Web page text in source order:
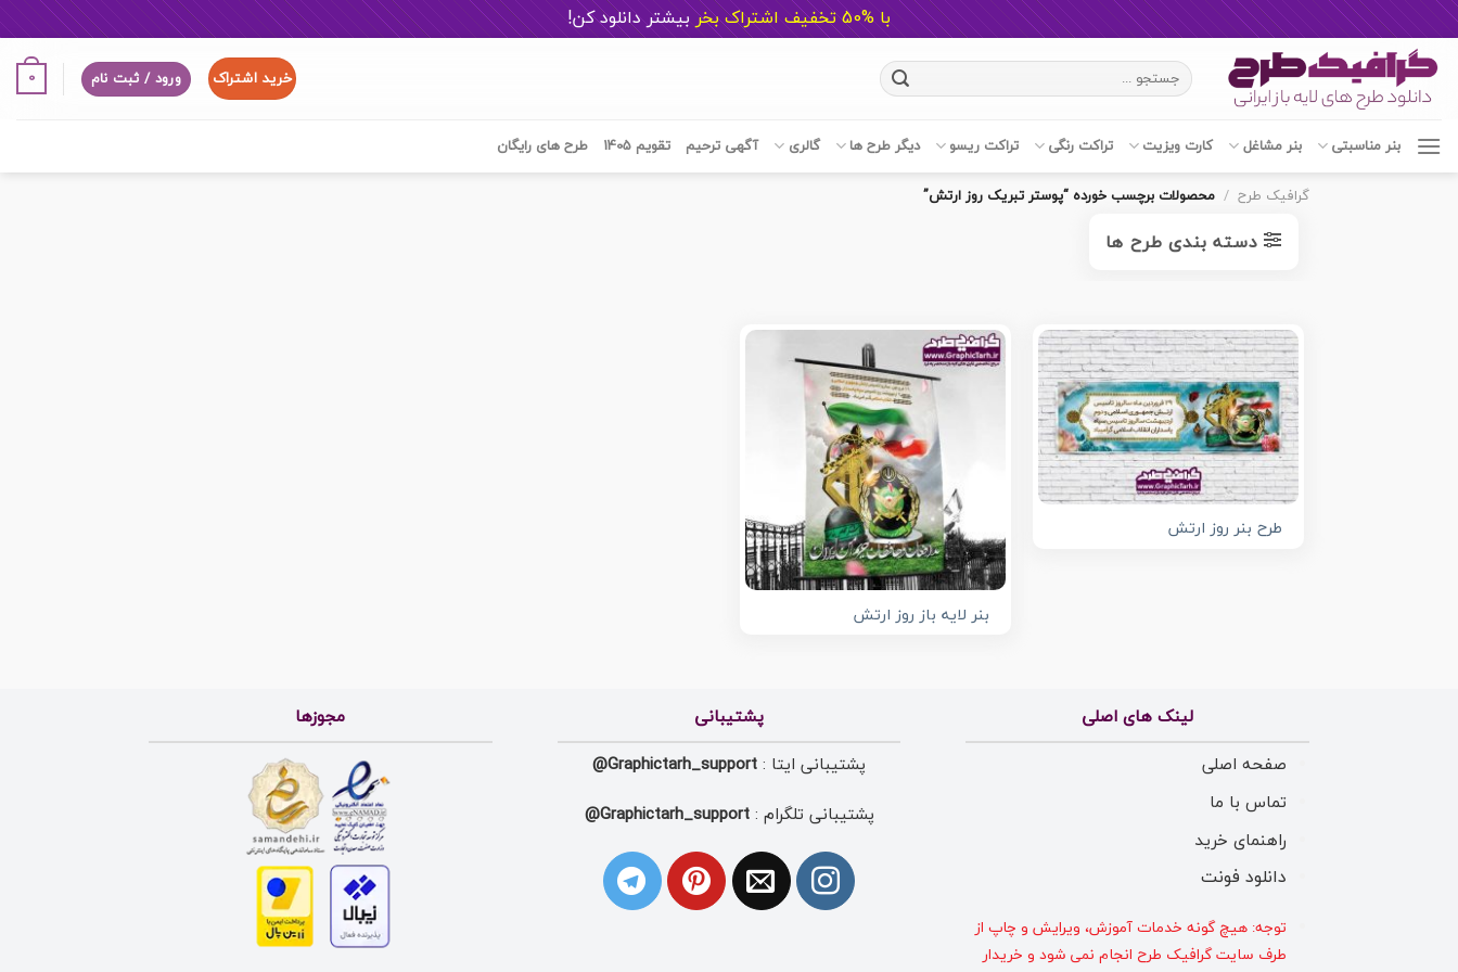
با %50 تخفیف اشتراک بخر بیشتر دانلود کن!
content
جستجو
برای:
خرید اشتراک ورود / ثبت نام 0
بنر مناسبتی بنر مشاغل کارت ویزیت تراکت رنگی تراکت ریسو دیگر طرح ها گالری آگهی ترحیم تقویم 1405 طرح های رایگان
گرافیک طرح / محصولات برچسب خورده “پوستر تبریک روز ارتش”
دسته بندی طرح ها
طرح بنر روز ارتش
بنر لایه باز روز ارتش
لینک های اصلی
صفحه اصلی
تماس با ما
راهنمای خرید
دانلود فونت
توجه: هیچ گونه خدمات آموزش، ویرایش و چاپ از
طرف سایت گرافیک طرح انجام نمی شود و خریدار
پشتیبانی
پشتیبانی ایتا : Graphictarh_support@
پشتیبانی تلگرام :Graphictarh_support@
مجوزها